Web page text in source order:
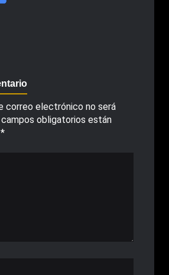
correo electrónico no será
obligatorios están
*